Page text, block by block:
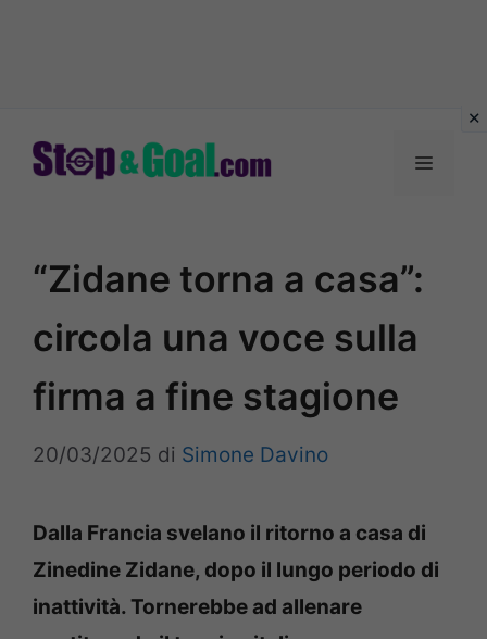
Menu
“Zidane torna a casa”:
circola una voce sulla
firma a fine stagione
20/03/2025 di Simone Davino
Dalla Francia svelano il ritorno a casa di
Zinedine Zidane, dopo il lungo periodo di
inattività. Tornerebbe ad allenare